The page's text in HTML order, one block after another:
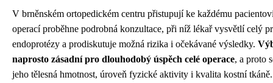
V brněnském ortopedickém centru přistupují ke každému
operací proběhne podrobná konzultace, při níž lékař vysvětlí celý
endoprotézy a prodiskutuje možná rizika i očekávané výsledky.
naprosto zásadní pro dlouhodobý úspěch celé operace, a proto
jeho tělesná hmotnost, úroveň fyzické aktivity i kvalita kostní